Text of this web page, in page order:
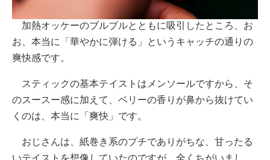
加熱オッケーのブルブルとともに吸引したところ、お
お、本当に「華やかに弾ける」というキャッチの通りの
爽快感です。
スティックの基本テイストはメンソールですから、そ
のスースー感に加えて、ベリーの香りが鼻から抜けてい
くのは、本当に「爽快」です。
おじさんは、紙巻き系のプチでありがちな、甘ったる
いテイストを想像していたのですが、全くちがいまし